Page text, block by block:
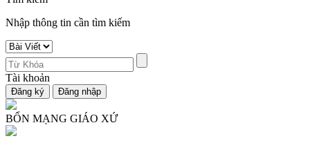
Nhập thông tin cần tìm kiếm
Tài khoản
BỔN MẠNG GIÁO XỨ